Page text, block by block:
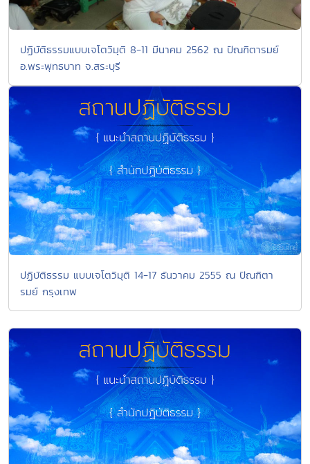
ปฏิบัติธรรมแบบเจโตวิมุติ 8-11 มีนาคม 2562 ณ ปัณฑิตารมย์
อ.พระพุทธบาท จ.สระบุรี
ปฏิบัติธรรม แบบเจโตวิมุติ 14-17 ธันวาคม 2555 ณ ปัณฑิตา
รมย์ กรุงเทพ